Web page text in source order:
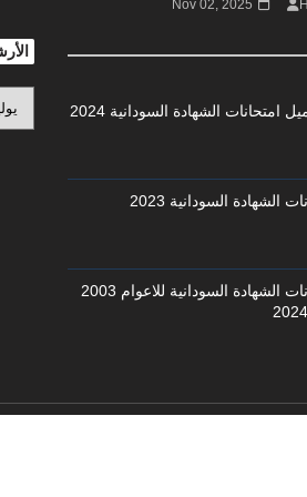
Nov 02, 2025
امتحانات الشهادة السودانية 2024
الشهادة السودانية 2023
امتحانات الشهادة السودانية للاعوام 2003